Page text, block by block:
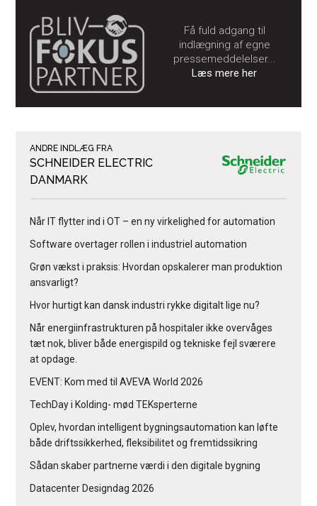
Få fuld adgang til
indlægning af egne
pressemeddelelser...
Læs mere her
ANDRE INDLÆG FRA
SCHNEIDER ELECTRIC
DANMARK
Når IT flytter ind i OT – en ny virkelighed for automation
Software overtager rollen i industriel automation
Grøn vækst i praksis: Hvordan opskalerer man produktion
ansvarligt?
Hvor hurtigt kan dansk industri rykke digitalt lige nu?
Når energiinfrastrukturen på hospitaler ikke overvåges
tæt nok, bliver både energispild og tekniske fejl sværere
at opdage.
EVENT: Kom med til AVEVA World 2026
TechDay i Kolding- mød TEKsperterne
Oplev, hvordan intelligent bygningsautomation kan løfte
både driftssikkerhed, fleksibilitet og fremtidssikring
Sådan skaber partnerne værdi i den digitale bygning
Datacenter Designdag 2026